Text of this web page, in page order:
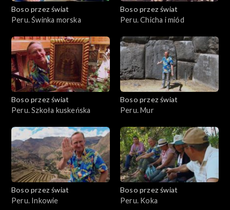
Boso przez świat
Peru. Świnka morska
Boso przez świat
Peru. Chicha i miód
Boso przez świat
Peru. Szkoła kuskeńska
Boso przez świat
Peru. Mur
Boso przez świat
Peru. Inkowie
Boso przez świat
Peru. Koka